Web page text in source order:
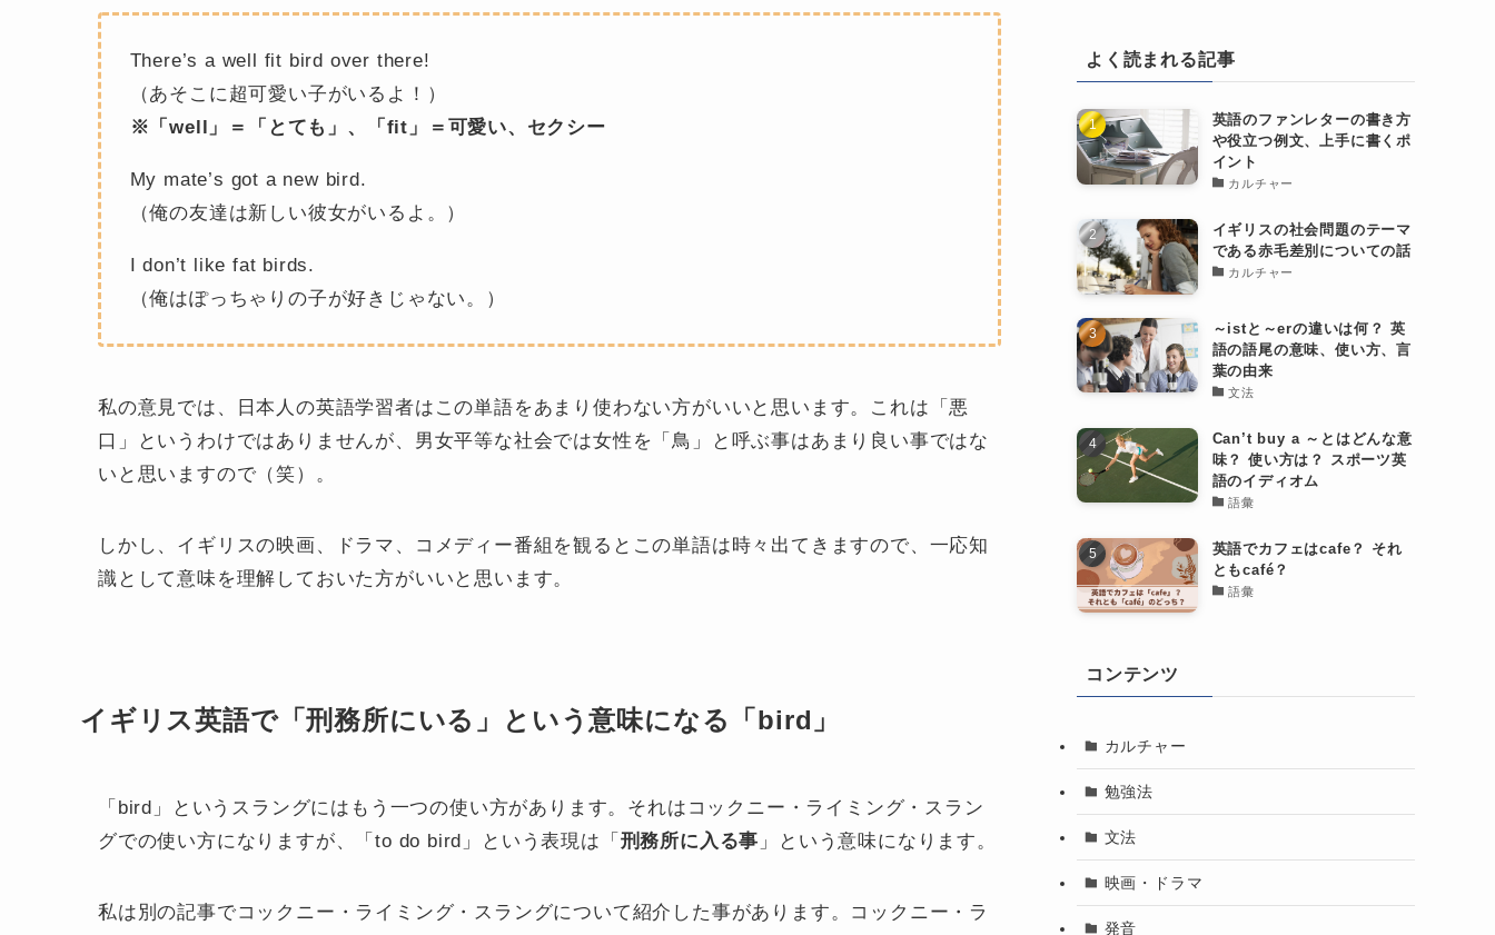
There’s a well fit bird over there!
（あそこに超可愛い子がいるよ！）
※「well」＝「とても」、「fit」＝可愛い、セクシー
My mate’s got a new bird.
（俺の友達は新しい彼女がいるよ。）
I don’t like fat birds.
（俺はぽっちゃりの子が好きじゃない。）
私の意見では、日本人の英語学習者はこの単語をあまり使わない方がいいと思います。これは「悪
口」というわけではありませんが、男女平等な社会では女性を「鳥」と呼ぶ事はあまり良い事ではな
いと思いますので（笑）。
しかし、イギリスの映画、ドラマ、コメディー番組を観るとこの単語は時々出てきますので、一応知
識として意味を理解しておいた方がいいと思います。
イギリス英語で「刑務所にいる」という意味になる「bird」
「bird」というスラングにはもう一つの使い方があります。それはコックニー・ライミング・スラン
グでの使い方になりますが、「to do bird」という表現は「 刑務所に入る事 」という意味になります。
私は別の記事でコックニー・ライミング・スラングについて紹介した事があります。コックニー・ラ
よく読まれる記事
英語のファンレターの書き方
や役立つ例文、上手に書くポ
イント
カルチャー
イギリスの社会問題のテーマ
である赤毛差別についての話
カルチャー
～istと～erの違いは何？ 英
語の語尾の意味、使い方、言
葉の由来
文法
Can’t buy a ～とはどんな意
味？ 使い方は？ スポーツ英
語のイディオム
語彙
英語でカフェはcafe？ それ
ともcafé？
語彙
コンテンツ
カルチャー
勉強法
文法
映画・ドラマ
発音